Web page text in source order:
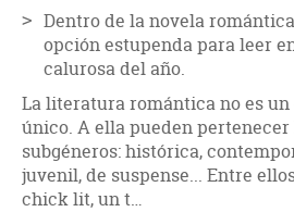
Dentro de la novela
opción estupenda para leer
calurosa del año.
La literatura romántica no es
único. A ella pueden
subgéneros: histórica,
juvenil, de suspense... Entre
chick lit, un t…